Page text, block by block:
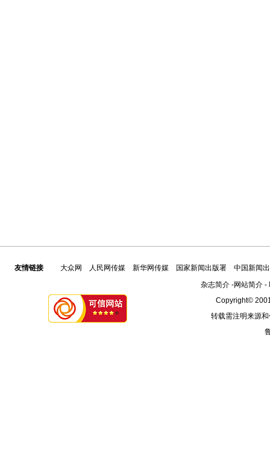
友情链接 大众网 人民网传媒 新华网传媒 国家新闻出版署
中国新闻
杂志简介-网站简介-
Copyright©
转载需注明来源